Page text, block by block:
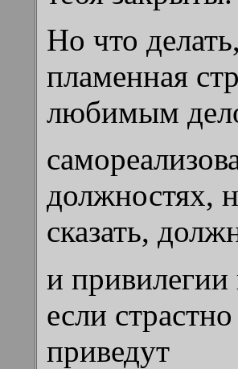
Но что
пламенная
любимым
должностях,
сказать,
и
если
приведут